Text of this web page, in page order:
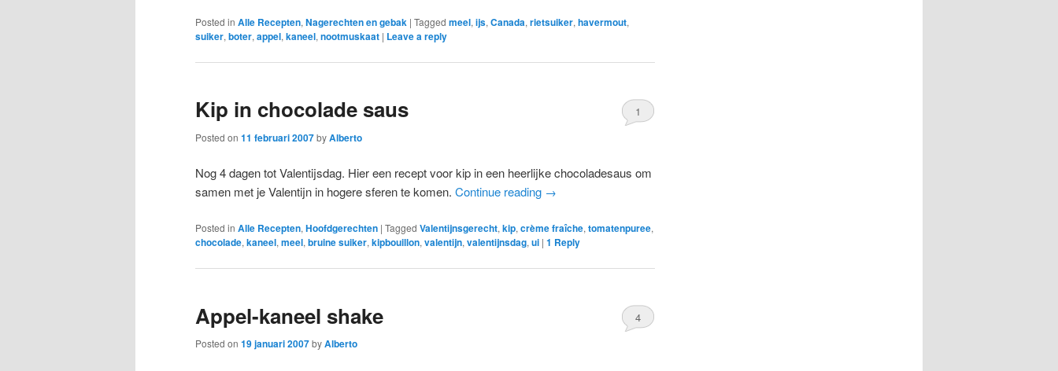
Posted in Alle Recepten, Nagerechten en gebak | Tagged meel, ijs, Canada, rietsuiker, havermout,
suiker, boter, appel, kaneel, nootmuskaat | Leave a reply
Kip in chocolade saus
Posted on 11 februari 2007byAlberto
1
Nog 4 dagen tot Valentijsdag. Hier een recept voor kip in een heerlijke chocoladesaus om
samen met je Valentijn in hogere sferen te komen. Continue reading →
Posted in Alle Recepten, Hoofdgerechten | Tagged Valentijnsgerecht, kip, crème fraîche, tomatenpuree,
chocolade, kaneel, meel, bruine suiker, kipbouillon, valentijn, valentijnsdag, ui | 1 Reply
Appel-kaneel shake
Posted on 19 januari 2007byAlberto
4